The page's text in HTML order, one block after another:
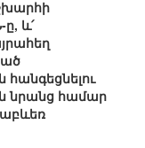
և՛
հանգեցնելու
նրանց համար